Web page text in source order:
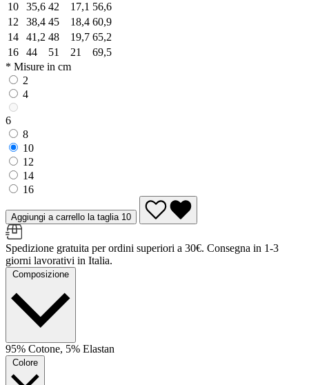
10
35,6 42 17,1 56,6
12
38,4 45 18,4 60,9
14
41,2 48 19,7 65,2
16
44 51 21
69,5
* Misure in cm
2
4
6
8
10
12
14
16
Aggiungi a carrello la taglia 10
Spedizione gratuita per ordini superiori a 30€. Consegna in 1-3
giorni lavorativi in Italia.
Composizione
95% Cotone, 5% Elastan
Colore